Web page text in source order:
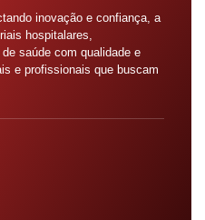
inovação e confiança, a
hospitalares,
saúde com qualidade e
e profissionais que buscam